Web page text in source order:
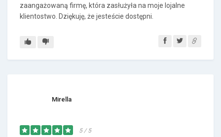
zaangażowaną firmę, która zasłużyła na moje lojalne
klientostwo. Dziękuję, że jesteście dostępni.
Mirella
5 / 5